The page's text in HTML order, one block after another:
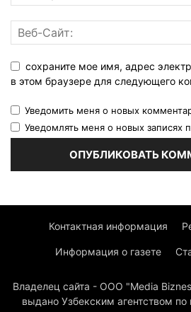
сохраните мое имя, адрес
в этом браузере для следующего
Уведомить меня о новых
Уведомлять меня о новых записях
Контактная информация
Информация о газете
Владелец сайта - ООО "Media
выдано Узбекским агентством